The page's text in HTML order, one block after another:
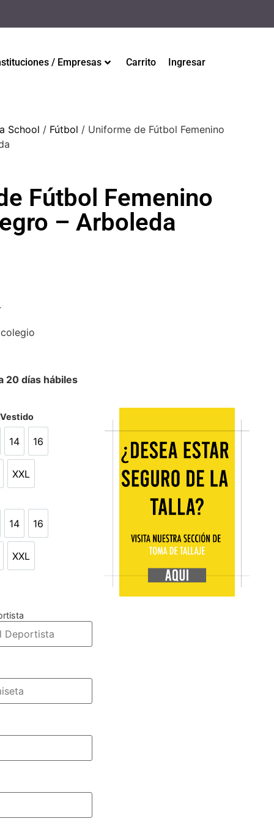
/ Empresas Carrito Ingresar
School / Fútbol / Uniforme de Fútbol Femenino
Fútbol Femenino
– Arboleda
20 días hábiles
14
14
16
16
XXL
XXL
14
14
16
16
XXL
XXL